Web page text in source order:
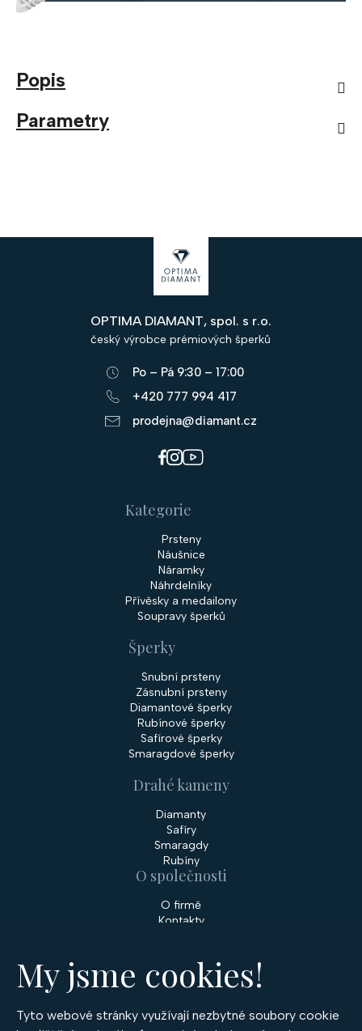
My jsme cookies!
Tyto webové stránky využívají nezbytné soubory cookie
Popis
Parametry
OPTIMA DIAMANT, spol. s r.o.
český výrobce prémiových šperků
Po – Pá 9:30 – 17:00
+420 777 994 417
prodejna@diamant.cz
Kategorie
Prsteny
Náušnice
Náramky
Náhrdelníky
Přívěsky a medailony
Soupravy šperků
Šperky
Snubní prsteny
Zásnubní prsteny
Diamantové šperky
Rubínové šperky
Safírové šperky
Smaragdové šperky
Drahé kameny
Diamanty
Safíry
Smaragdy
Rubíny
O společnosti
O firmě
Kontakty
Služby
Zakázková výroba šperků
Nakupování